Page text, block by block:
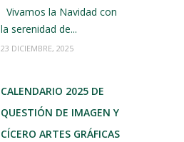
Vivamos la Navidad con
la serenidad de...
23 DICIEMBRE, 2025
CALENDARIO 2025 DE
QUESTIÓN DE IMAGEN Y
CÍCERO ARTES GRÁFICAS